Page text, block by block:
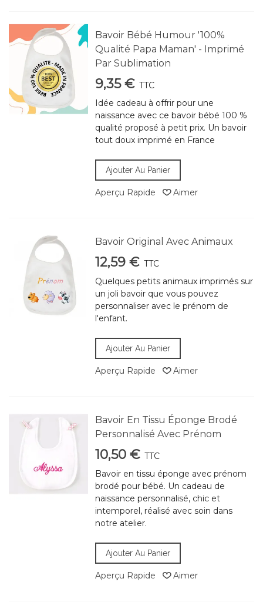
Bavoir Bébé Humour '100%
Qualité Papa Maman' - Imprimé
Par Sublimation
9,35 € TTC
Idée cadeau à offrir pour une
naissance avec ce bavoir bébé 100 %
qualité proposé à petit prix. Un bavoir
tout doux imprimé en France
Ajouter Au Panier
Aperçu Rapide Aimer
Bavoir Original Avec Animaux
12,59 € TTC
Quelques petits animaux imprimés sur
un joli bavoir que vous pouvez
personnaliser avec le prénom de
l'enfant.
Ajouter Au Panier
Aperçu Rapide Aimer
Bavoir En Tissu Éponge Brodé
Personnalisé Avec Prénom
10,50 € TTC
Bavoir en tissu éponge avec prénom
brodé pour bébé. Un cadeau de
naissance personnalisé, chic et
intemporel, réalisé avec soin dans
notre atelier.
Ajouter Au Panier
Aperçu Rapide Aimer